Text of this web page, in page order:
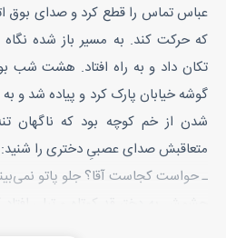
عباس تماس را قطع کرد و صدای بوق
که حرکت کند. به مسیر باز شده
تکان داد و به راه افتاد. هشت شب
گوشه خیابان پارک کرد و پیاده شد و
شدن از خم کوچه بود که ناگهان
متعاقبش صدای عصبیِ دختری را شنید:
ـ حواست کجاست آقا؟ جلو پاتو